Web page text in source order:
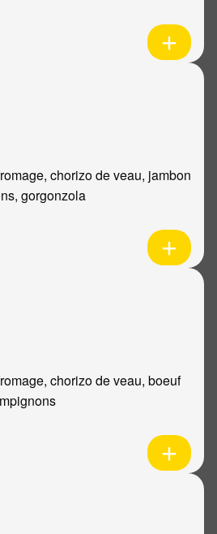
chorizo de veau, jambon
gorgonzola
chorizo de veau, boeuf